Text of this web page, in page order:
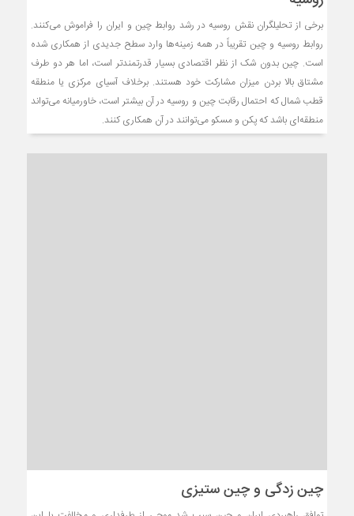
برخی از تحلیلگران نقش روسیه در رشد روابط چین و ایران را فراموش می‌کنند.
روابط روسیه و چین تقریباً در همه زمینه‌ها وارد سطح جدیدی از همکاری شده
است. چین بدون شک از نظر اقتصادی بسیار قدرتمندتر است، اما هر دو طرف
مشتاق بالا بردن میزان مشارکت خود هستند. برخلاف آسیای مرکزی یا منطقه
قطب شمال که احتمال رقابت چین و روسیه در آن بیشتر است، خاورمیانه می‌تواند
منطقه‌ای باشد که پکن و مسکو می‌توانند در آن همکاری کنند.
چین زدگی و چین ستیزی